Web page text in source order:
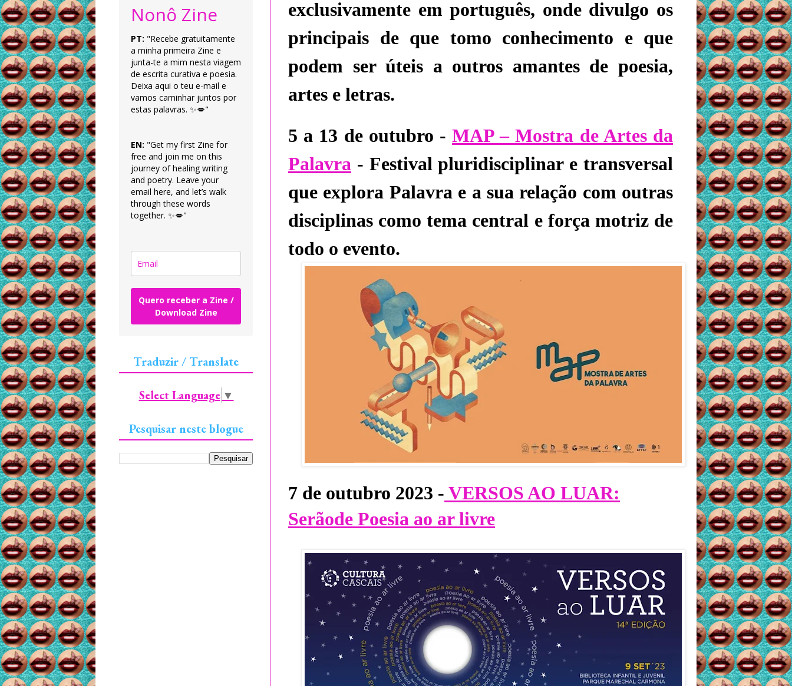
exclusivamente em português, onde divulgo os
principais de que tomo conhecimento e que
podem ser úteis a outros amantes de poesia,
artes e letras.
5 a 13 de outubro -MAP – Mostra de Artes da
Palavra - Festival pluridisciplinar e transversal
que explora Palavra e a sua relação com outras
disciplinas como tema central e força motriz de
todo o evento.
7 de outubro 2023 - VERSOS AO LUAR:
Serãode Poesia ao ar livre
Nonô Zine
PT: "Recebe gratuitamente
a minha primeira Zine e
junta-te a mim nesta viagem
de escrita curativa e poesia.
Deixa aqui o teu e-mail e
vamos caminhar juntos por
estas palavras. ✨💋"
EN: "Get my first Zine for
free and join me on this
journey of healing writing
and poetry. Leave your
email here, and let’s walk
through these words
together. ✨💋"
Quero receber a Zine /
Download Zine
Traduzir / Translate
Select Language ▼
Pesquisar neste blogue